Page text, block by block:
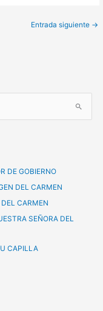
Entrada siguiente →
DE GOBIERNO
DEL CARMEN
CARMEN
SEÑORA DEL
CAPILLA